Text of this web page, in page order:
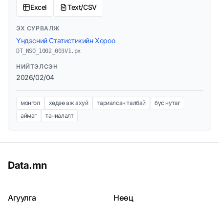
Excel Text/CSV
ЭХ СУРВАЛЖ
Үндэсний Статистикийн Хороо
DT_NSO_1002_003V1.px
НИЙТЭЛСЭН
2026/02/04
монгол хөдөө аж ахуй тариалсан талбай
бүс нутаг
аймаг
таниалалт
Data.mn
Агуулга Нөөц